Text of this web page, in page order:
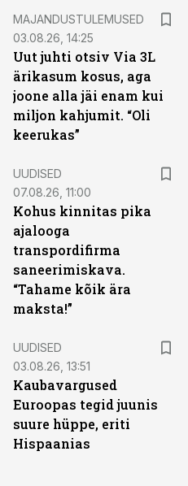
MAJANDUSTULEMUSED
03.08.26, 14:25
Uut juhti otsiv Via 3L
ärikasum kosus, aga
joone alla jäi enam kui
miljon kahjumit. “Oli
keerukas”
UUDISED
07.08.26, 11:00
Kohus kinnitas pika
ajalooga
transpordifirma
saneerimiskava.
“Tahame kõik ära
maksta!”
UUDISED
03.08.26, 13:51
Kaubavargused
Euroopas tegid juunis
suure hüppe, eriti
Hispaanias